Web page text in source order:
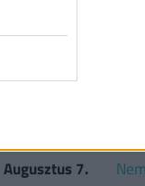
A saját márkás
2026.
Augusztus 7.